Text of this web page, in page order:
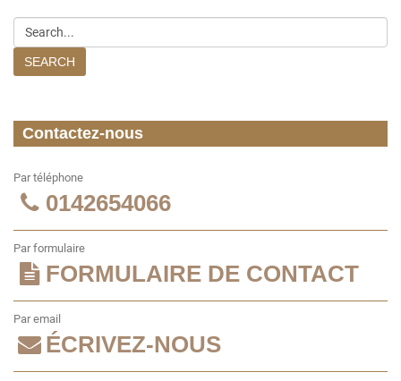
SEARCH
Contactez-nous
Par téléphone
0142654066
Par formulaire
FORMULAIRE DE CONTACT
Par email
ÉCRIVEZ-NOUS